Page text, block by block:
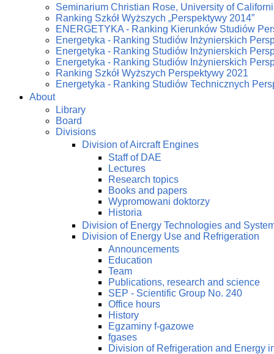
Seminarium Christian Rose, University of
Ranking Szkół Wyższych „Perspektywy 2014”
ENERGETYKA - Ranking Kierunków Studiów
Energetyka - Ranking Studiów Inżynierskich
Energetyka - Ranking Studiów Inżynierskich
Energetyka - Ranking Studiów Inżynierskich
Ranking Szkół Wyższych Perspektywy 2021
Energetyka - Ranking Studiów Technicznych
About
Library
Board
Divisions
Division of Aircraft Engines
Staff of DAE
Lectures
Research topics
Books and papers
Wypromowani doktorzy
Historia
Division of Energy Technologies and
Division of Energy Use and Refrigeration
Announcements
Education
Team
Publications, research and science
SEP - Scientific Group No. 240
Office hours
History
Egzaminy f-gazowe
fgases
Division of Refrigeration and Energy